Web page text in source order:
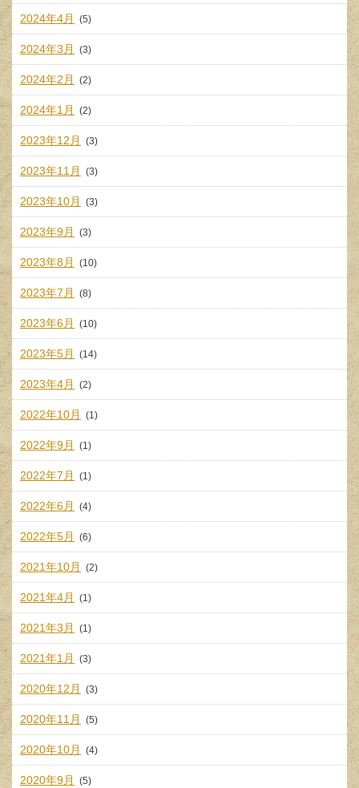
2024年4月 (5)
2024年3月 (3)
2024年2月 (2)
2024年1月 (2)
2023年12月 (3)
2023年11月 (3)
2023年10月 (3)
2023年9月 (3)
2023年8月 (10)
2023年7月 (8)
2023年6月 (10)
2023年5月 (14)
2023年4月 (2)
2022年10月 (1)
2022年9月 (1)
2022年7月 (1)
2022年6月 (4)
2022年5月 (6)
2021年10月 (2)
2021年4月 (1)
2021年3月 (1)
2021年1月 (3)
2020年12月 (3)
2020年11月 (5)
2020年10月 (4)
2020年9月 (5)